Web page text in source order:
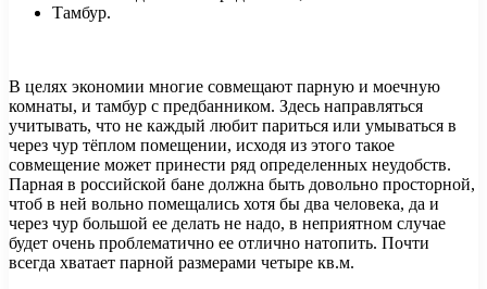
Тамбур.
В целях экономии многие совмещают парную и моечную
комнаты, и тамбур с предбанником. Здесь направляться
учитывать, что не каждый любит париться или умываться в
через чур тёплом помещении, исходя из этого такое
совмещение может принести ряд определенных неудобств.
Парная в российской бане должна быть довольно просторной,
чтоб в ней вольно помещались хотя бы два человека, да и
через чур большой ее делать не надо, в неприятном случае
будет очень проблематично ее отлично натопить. Почти
всегда хватает парной размерами четыре кв.м.